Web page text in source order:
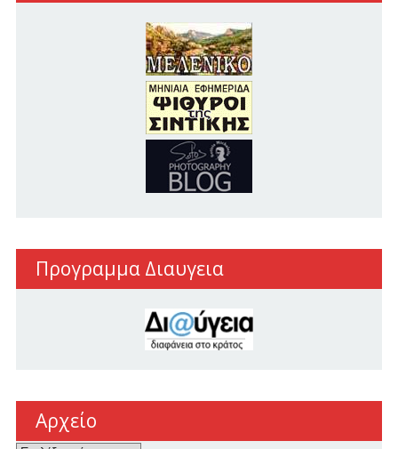
Προγραμμα Διαυγεια
Αρχείο